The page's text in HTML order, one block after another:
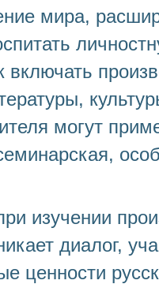
мира,
включать
могут
изучении
диалог,
ценности